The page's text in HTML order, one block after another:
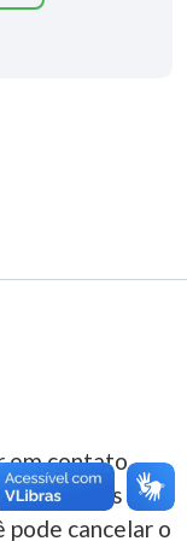
em contato
que
pode cancelar o